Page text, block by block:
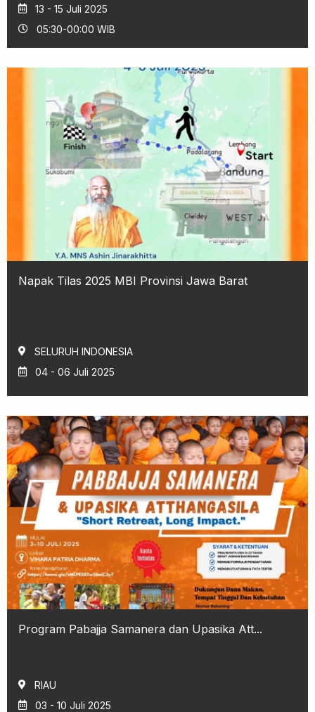
13 - 15 Juli 2025
05:30-00:00 WIB
Napak Tilas 2025 MBI Provinsi Jawa Barat
SELURUH INDONESIA
04 - 06 Juli 2025
Program Pabajja Samanera dan Upasika Att...
RIAU
03 - 10 Juli 2025